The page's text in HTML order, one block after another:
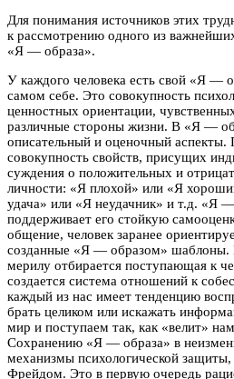
Для понимания источников этих
к рассмотрению одного из
«Я — образа».
У каждого человека есть свой «Я —
самом себе. Это совокупность
ценностных ориентации,
различные стороны жизни. В «Я —
описательный и оценочный аспекты.
совокупность свойств, присущих
суждения о положительных и
личности: «Я плохой» или «Я
удача» или «Я неудачник» и т.д. «Я
поддерживает его стойкую
общение, человек заранее
созданные «Я — образом» шаблоны.
мерилу отбирается поступающая к
создается система отношений к
каждый из нас имеет тенденцию
брать целиком или искажать
мир и поступаем так, как «велит»
Сохранению «Я — образа» в
механизмы психологической
Фрейдом. Это в первую очередь